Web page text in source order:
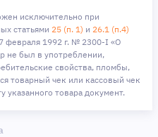
исключительно при
статьями 25 (п. 1) и 26.1 (п.4)
февраля 1992 г. № 2300-I «О
не был в употреблении,
свойства, пломбы,
товарный чек или кассовый чек
товара документ.